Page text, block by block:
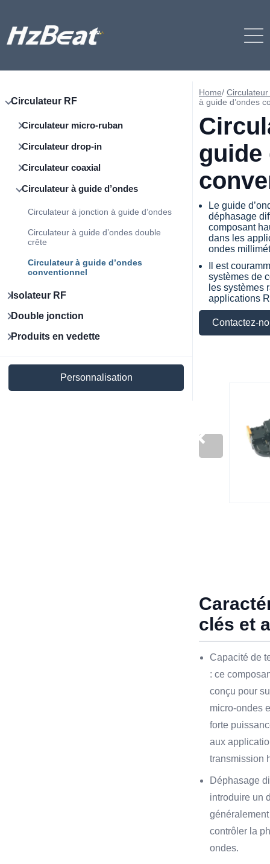
Circulateur RF
Circulateur micro-ruban
Circulateur drop-in
Circulateur coaxial
Circulateur à guide d’ondes
Circulateur à jonction à guide d’ondes
Circulateur à guide d’ondes double
crête
Circulateur à guide d’ondes
conventionnel
Isolateur RF
Double jonction
Produits en vedette
Personnalisation
Home/ Circulateur
à guide d’ondes
guide
Le guide
déphasage
composant
dans les
ondes
Il est
systèmes de
les systèmes
applications
Contactez-
clés et
Capacité de
: ce
conçu pour
micro-ondes
forte
aux
transmission
Déphasage
introduire un
contrôler la
ondes.